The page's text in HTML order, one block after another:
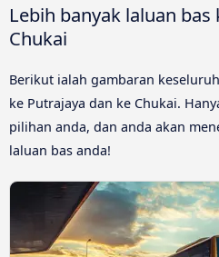
Lebih banyak laluan bas
Chukai
Berikut ialah gambaran
ke Putrajaya dan ke Chukai.
pilihan anda, dan anda akan
laluan bas anda!